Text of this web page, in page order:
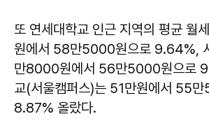
또 연세대학교 인근 지역의 평균
원에서 58만5000원으로 9.64%,
만8000원에서 56만5000원으로
교(서울캠퍼스)는 51만원에서 55
8.87% 올랐다.